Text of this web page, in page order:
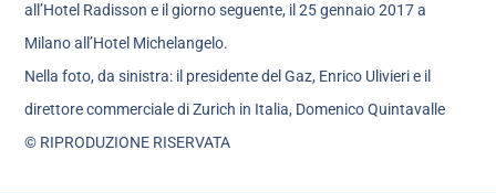
all’Hotel Radisson e il giorno seguente, il 25 gennaio 2017 a
Milano all’Hotel Michelangelo.
Nella foto, da sinistra: il presidente del Gaz, Enrico Ulivieri e il
direttore commerciale di Zurich in Italia, Domenico Quintavalle
© RIPRODUZIONE RISERVATA